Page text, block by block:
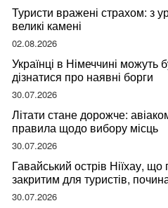
Туристи вражені страхом: з
великі камені
02.08.2026
Українці в Німеччині можуть
дізнатися про наявні борги
30.07.2026
Літати стане дорожче:
правила щодо вибору місць
30.07.2026
Гавайський острів Ніїхау, що
закритим для туристів,
відвідувачів
30.07.2026